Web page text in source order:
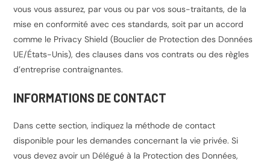
vous vous assurez, par vous ou par vos sous-traitants, de la
mise en conformité avec ces standards, soit par un accord
comme le Privacy Shield (Bouclier de Protection des Données
UE/États-Unis), des clauses dans vos contrats ou des règles
d’entreprise contraignantes.
INFORMATIONS DE CONTACT
Dans cette section, indiquez la méthode de contact
disponible pour les demandes concernant la vie privée. Si
vous devez avoir un Délégué à la Protection des Données,